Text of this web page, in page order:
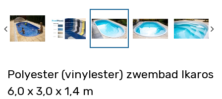
Polyester (vinylester) zwembad Ikaros
6,0 x 3,0 x 1,4 m